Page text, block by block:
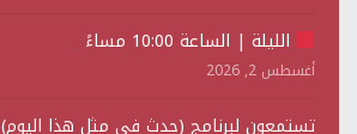
الليلة | الساعة 10:00 مساءً
أغسطس 2, 2026
تستمعون لبرنامج (حدث في مثل هذا اليوم)